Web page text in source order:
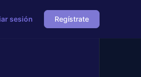
sesión Regístrate